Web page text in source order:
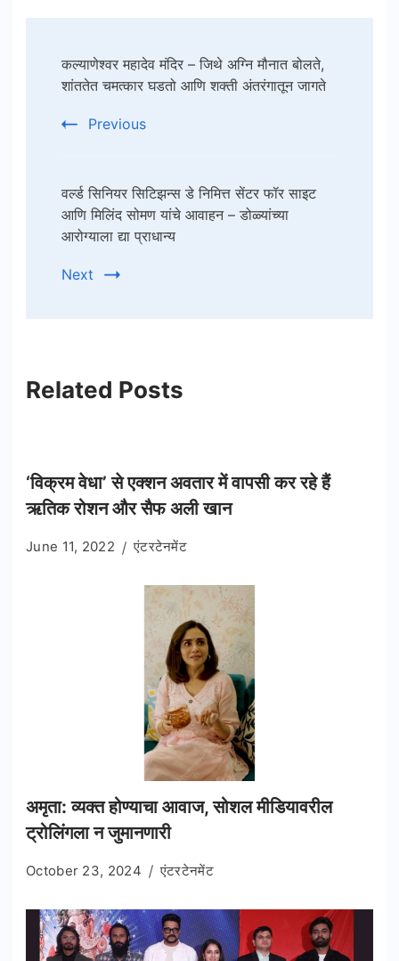
Navigation
कल्याणेश्वर महादेव मंदिर – जिथे अग्नि मौनात बोलते,
शांततेत चमत्कार घडतो आणि शक्ती अंतरंगातून जागते
Previous
वर्ल्ड सिनियर सिटिझन्स डे निमित्त सेंटर फॉर साइट
आणि मिलिंद सोमण यांचे आवाहन – डोळ्यांच्या
आरोग्याला द्या प्राधान्य
Next
Related Posts
‘विक्रम वेधा’ से एक्शन अवतार में वापसी कर रहे हैं
ऋतिक रोशन और सैफ अली खान
June 11, 2022 एंटरटेनमेंट
अमृता: व्यक्त होण्याचा आवाज, सोशल मीडियावरील
ट्रोलिंगला न जुमानणारी
October 23, 2024 एंटरटेनमेंट